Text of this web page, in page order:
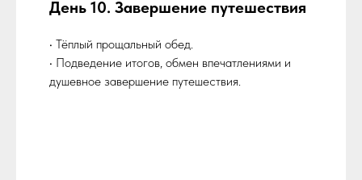
День 10. Завершение путешествия
• Тёплый прощальный обед.
• Подведение итогов, обмен впечатлениями и
душевное завершение путешествия.